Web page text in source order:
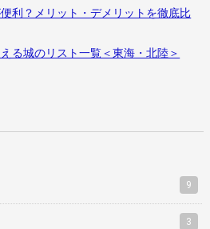
利？メリット・デメリットを徹底比
る城のリスト一覧＜東海・北陸＞
9
3